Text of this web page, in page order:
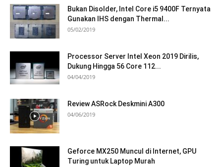
Bukan Disolder, Intel Core i5 9400F Ternyata
Gunakan IHS dengan Thermal...
05/02/2019
Processor Server Intel Xeon 2019 Dirilis,
Dukung Hingga 56 Core 112...
04/04/2019
Review ASRock Deskmini A300
04/06/2019
Geforce MX250 Muncul di Internet, GPU
Turing untuk Laptop Murah